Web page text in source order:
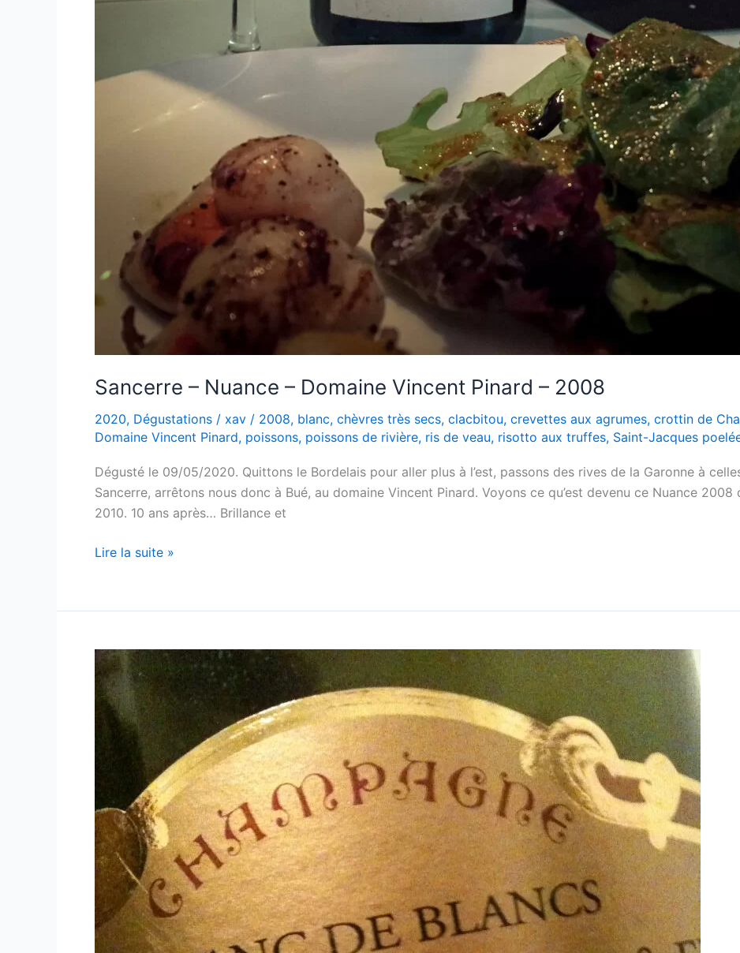
Sancerre – Nuance – Domaine Vincent Pinard – 2008
2020, Dégustations / xav / 2008, blanc, chèvres très secs, clacbitou, crevettes aux agrumes, crottin de
Domaine Vincent Pinard, poissons, poissons de rivière, ris de veau, risotto aux truffes, Saint-Jacques
Dégusté le 09/05/2020. Quittons le Bordelais pour aller plus à l’est, passons des rives de la Garonne à
Sancerre, arrêtons nous donc à Bué, au domaine Vincent Pinard. Voyons ce qu’est devenu ce Nuance
2010. 10 ans après… Brillance et
Sancerre
–
Vincent
Pinard
2008
Lire la suite »